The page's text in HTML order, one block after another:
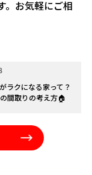
。お気軽にご相
ラクになる家って？
間取りの考え方🏠